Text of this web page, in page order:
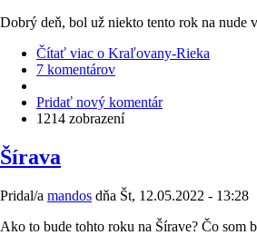
Dobrý deň, bol už niekto tento rok na nude
Čítať viac o Kraľovany-Rieka
7 komentárov
Pridať nový komentár
1214 zobrazení
Šírava
Pridal/a mandos dňa Št, 12.05.2022 - 13:28
Ako to bude tohto roku na Šírave? Čo som